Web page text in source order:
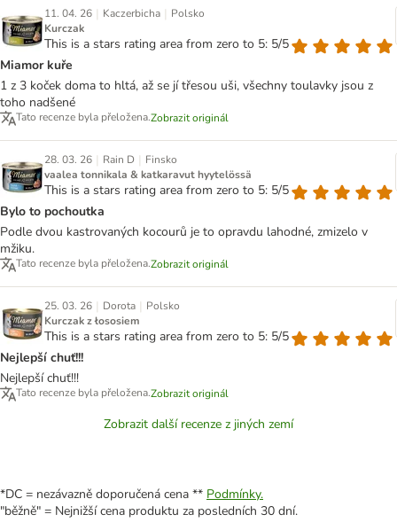
11. 04. 26 | Kaczerbicha | Polsko
Kurczak
This is a stars rating area from zero to 5: 5/5
Miamor kuře
1 z 3 koček doma to hltá, až se jí třesou uši, všechny toulavky jsou z
toho nadšené
Tato recenze byla přeložena.Zobrazit originál
28. 03. 26 | Rain D | Finsko
vaalea tonnikala & katkaravut hyytelössä
This is a stars rating area from zero to 5: 5/5
Bylo to pochoutka
Podle dvou kastrovaných kocourů je to opravdu lahodné, zmizelo v
mžiku.
Tato recenze byla přeložena.Zobrazit originál
25. 03. 26 | Dorota | Polsko
Kurczak z łososiem
This is a stars rating area from zero to 5: 5/5
Nejlepší chuť!!!
Nejlepší chuť!!!
Tato recenze byla přeložena.Zobrazit originál
Zobrazit další recenze z jiných zemí
*DC = nezávazně doporučená cena ** Podmínky.
"běžně" = Nejnižší cena produktu za posledních 30 dní.